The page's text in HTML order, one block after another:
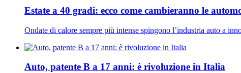
Estate a 40 gradi: ecco come cambieranno le
Ondate di calore sempre più intense spingono l’industria auto a
Auto, patente B a 17 anni: è rivoluzione in Italia